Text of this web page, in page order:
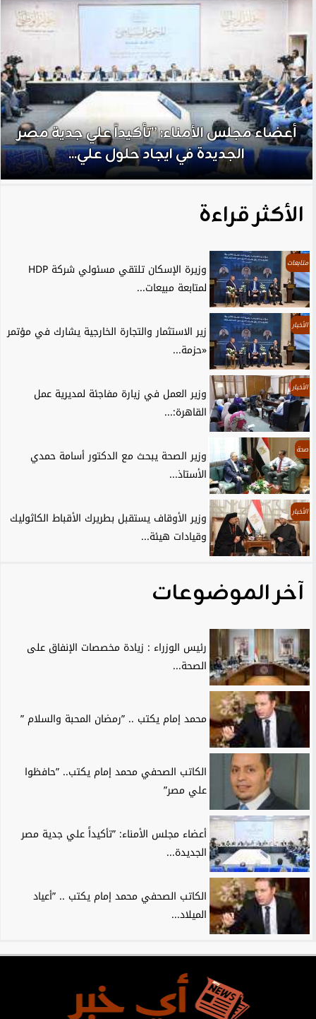
أعضاء مجلس الأمناء: ”تأكيداً علي جدية مصر
الجديدة في ايجاد حلول علي...
الأكثر قراءة
متابعات
وزيرة الإسكان تلتقي مسئولي شركة HDP
لمتابعة مبيعات...
الأخبار
زير الاستثمار والتجارة الخارجية يشارك في مؤتمر
«حزمة...
الأخبار
وزير العمل في زيارة مفاجئة لمديرية عمل
القاهرة:...
صحة
وزير الصحة يبحث مع الدكتور أسامة حمدي
الأستاذ...
الأخبار
وزير الأوقاف يستقبل بطريرك الأقباط الكاثوليك
وقيادات هيئة...
آخر الموضوعات
رئيس الوزراء : زيادة مخصصات الإنفاق على
الصحة...
محمد إمام يكتب .. ”رمضان المحبة والسلام ”
الكاتب الصحفي محمد إمام يكتب.. ”حافظوا
علي مصر”
أعضاء مجلس الأمناء: ”تأكيداً علي جدية مصر
الجديدة...
الكاتب الصحفي محمد إمام يكتب .. ”أعياد
الميلاد...